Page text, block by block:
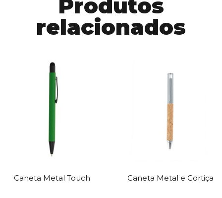
Produtos
relacionados
Caneta Metal Touch Caneta Metal e Cortiça